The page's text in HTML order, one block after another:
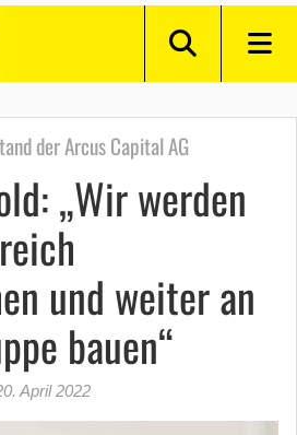
der Arcus Capital AG
„Wir werden
und weiter an
bauen“
April 2022